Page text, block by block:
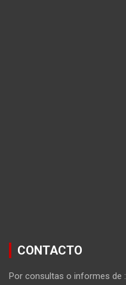
CONTACTO
Por consultas o informes de :